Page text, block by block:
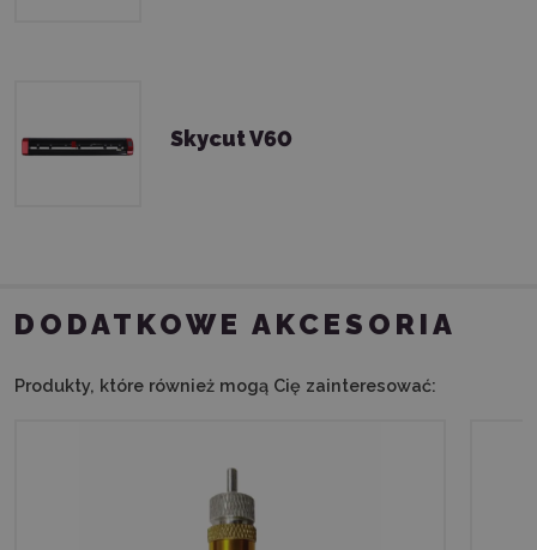
Skycut V60
DODATKOWE AKCESORIA
Produkty, które również mogą Cię zainteresować: